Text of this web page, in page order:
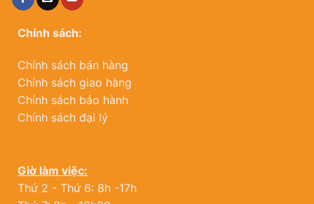
Chính sách:
Chính sách bán hàng
Chính sách giao hàng
Chính sách bảo hành
Chính sách đại lý
Giờ làm việc:
Thứ 2 - Thứ 6: 8h -17h